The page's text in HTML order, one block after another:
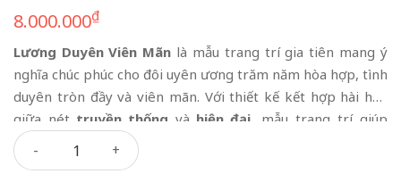
8.000.000₫
Lương Duyên Viên Mãn là mẫu trang trí gia tiên mang ý
nghĩa chúc phúc cho đôi uyên ương trăm năm hòa hợp, tình
duyên tròn đầy và viên mãn. Với thiết kế kết hợp hài hòa
giữa nét truyền thống và hiện đại , mẫu trang trí giúp
không gian ngày cưới trở nên trang trọng, ấm cúng và đầy
cảm xúc.
Lương Duyên Viên Mãn số lượng